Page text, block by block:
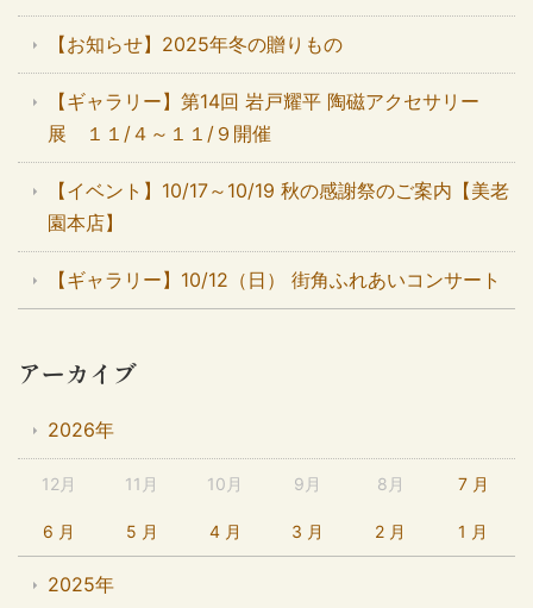
【お知らせ】2025年冬の贈りもの
【ギャラリー】第14回 岩戸耀平 陶磁アクセサリー
展 １１/４～１１/９開催
【イベント】10/17～10/19 秋の感謝祭のご案内【美老
園本店】
【ギャラリー】10/12（日） 街角ふれあいコンサート
アーカイブ
2026年
12月 11月 10月 9月 8月 7 月
6 月 5 月 4 月 3 月 2 月 1 月
2025年